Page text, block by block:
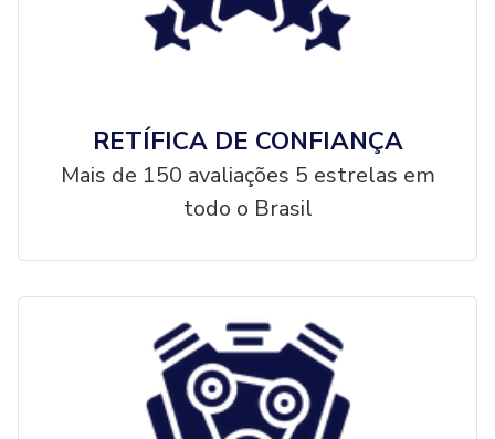
RETÍFICA DE CONFIANÇA
Mais de 150 avaliações 5 estrelas em
todo o Brasil